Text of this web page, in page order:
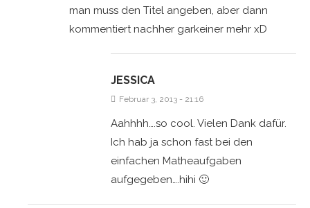
man muss den Titel angeben, aber dann
kommentiert nachher garkeiner mehr xD
JESSICA
Februar 3, 2013 - 21:16
Aahhhh….so cool. Vielen Dank dafür.
Ich hab ja schon fast bei den
einfachen Matheaufgaben
aufgegeben….hihi 🙂